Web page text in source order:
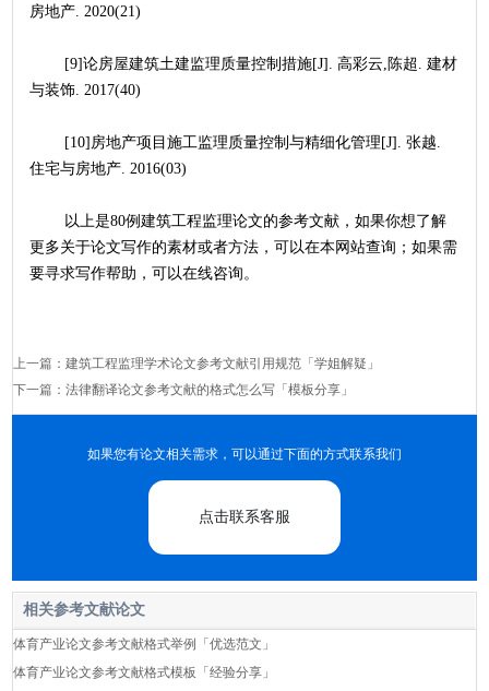
房地产. 2020(21)
与装饰. 2017(40)
住宅与房地产. 2016(03)
更多关于论文写作的素材或者方法，可以在本网站查询；如果需
要寻求写作帮助，可以在线咨询。
上一篇：建筑工程监理学术论文参考文献引用规范「学姐解疑」
下一篇：法律翻译论文参考文献的格式怎么写「模板分享」
如果您有论文相关需求，可以通过下面的方式联系我们
点击联系客服
相关参考文献论文
体育产业论文参考文献格式举例「优选范文」
体育产业论文参考文献格式模板「经验分享」